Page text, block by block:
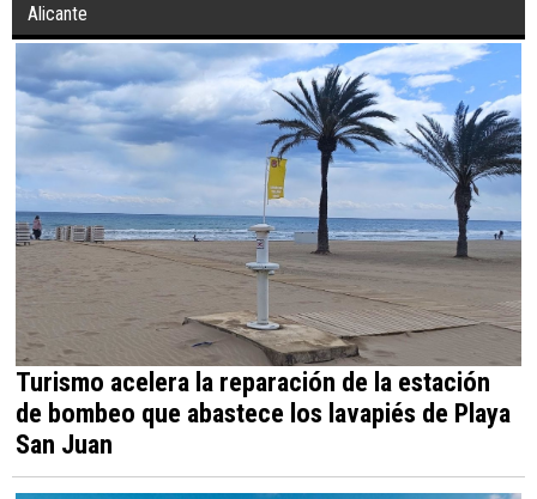
Alicante
Turismo acelera la reparación de la estación
de bombeo que abastece los lavapiés de Playa
San Juan